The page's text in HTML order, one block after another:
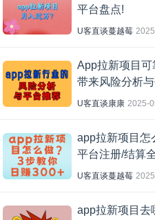
平台盘点!
U客直谈蔓越莓
App拉新项目
带来风险分析与
U客直谈康康 2025-
app拉新项目怎
平台注册/结算
U客直谈蔓越莓
app拉新项目去